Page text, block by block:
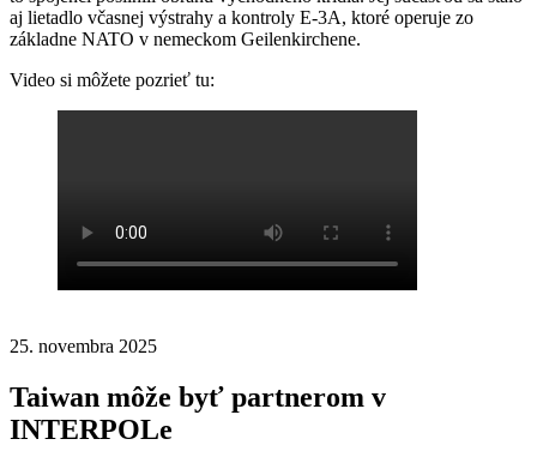
aj lietadlo včasnej výstrahy a kontroly E-3A, ktoré operuje zo
základne NATO v nemeckom Geilenkirchene.
Video si môžete pozrieť tu:
25. novembra 2025
Taiwan môže byť partnerom v
INTERPOLe